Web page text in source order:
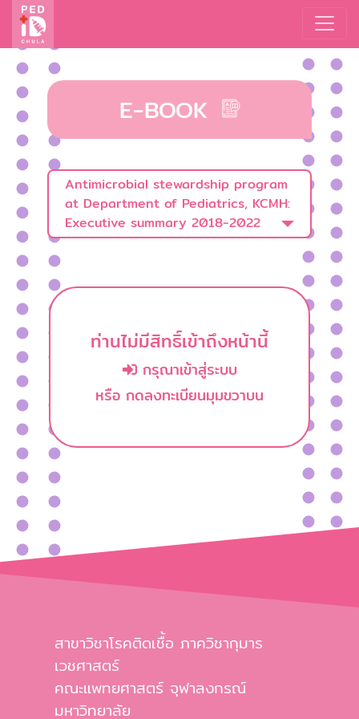
E-BOOK
Antimicrobial stewardship program
at Department of Pediatrics, KCMH:
Executive summary 2018-2022
ท่านไม่มีสิทธิ์เข้าถึงหน้านี้
กรุณาเข้าสู่ระบบ
หรือ กดลงทะเบียนมุมขวาบน
สาขาวิชาโรคติดเชื้อ ภาควิชากุมาร
เวชศาสตร์
คณะแพทยศาสตร์ จุฬาลงกรณ์
มหาวิทยาลัย